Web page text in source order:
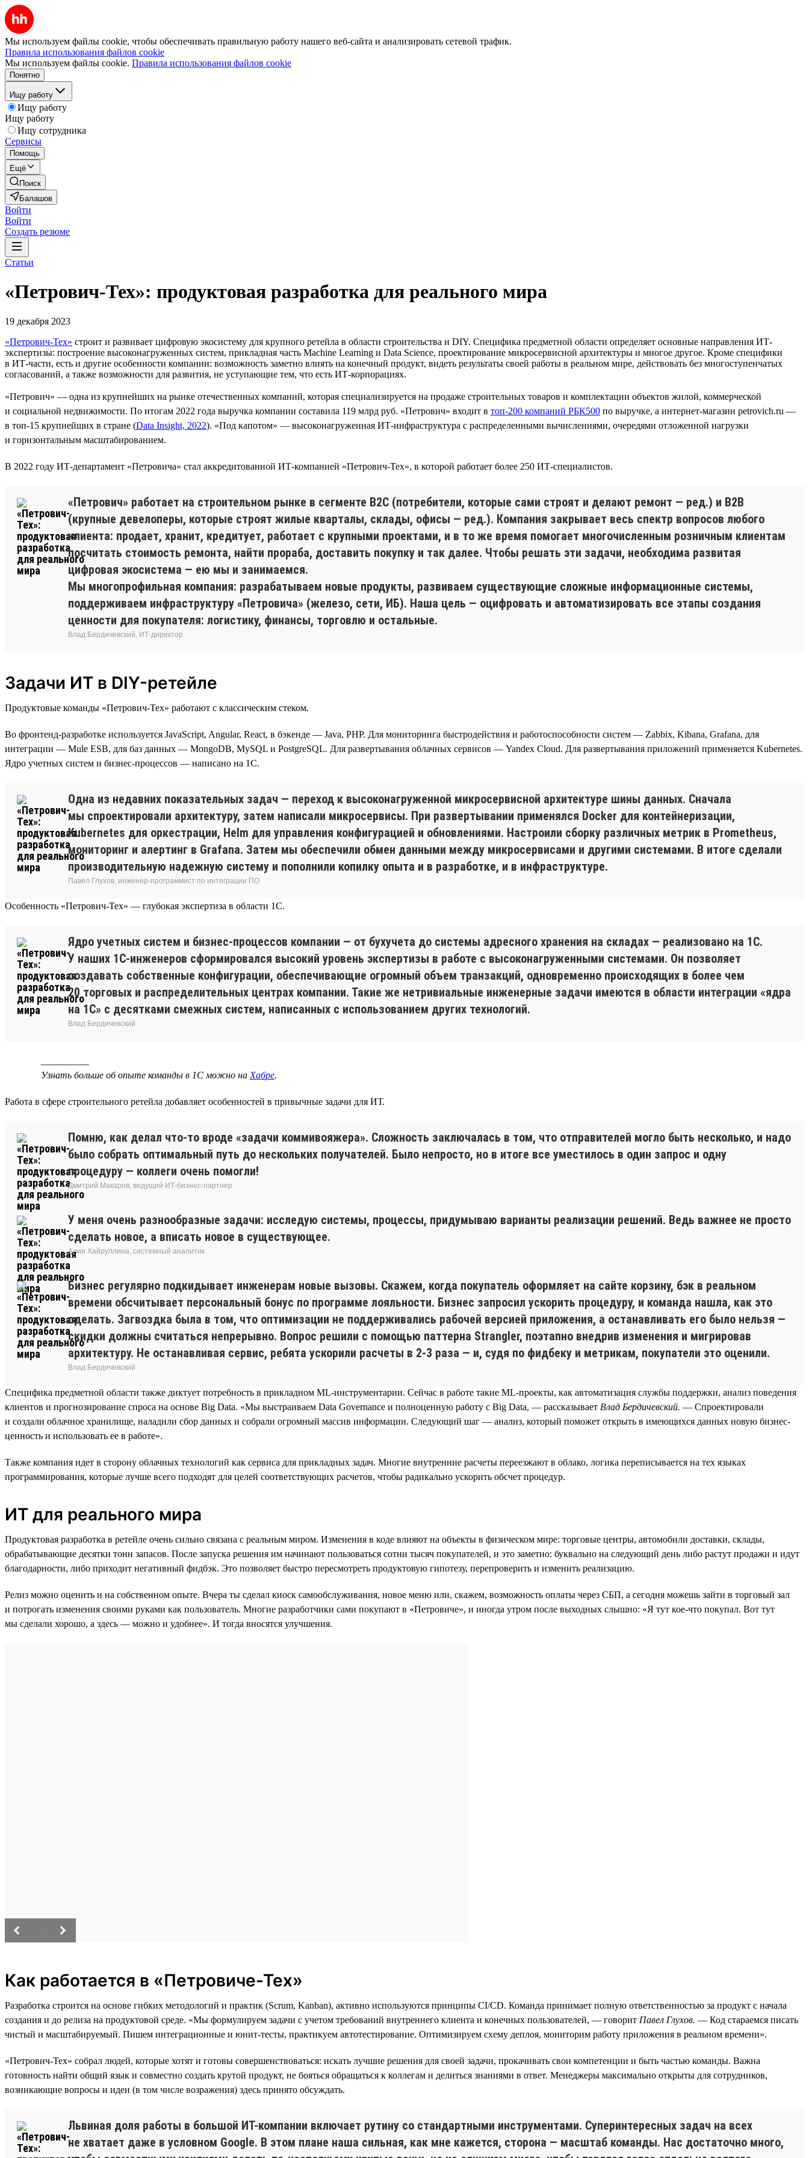
Мы используем файлы cookie, чтобы обеспечивать правильную работу нашего веб-сайта и анализировать сетевой трафик.
Правила использования файлов cookie
Мы используем файлы cookie. Правила использования файлов cookie
Понятно
Ищу работу
Ищу работу
Ищу работу
Ищу сотрудника
Сервисы
Помощь
Ещё
Поиск
Балашов
Войти
Войти
Создать резюме
Статьи
«Петрович-Тех»: продуктовая разработка для реального мира
19 декабря 2023
«Петрович-Тех» строит и развивает цифровую экосистему для крупного ретейла в области строительства и DIY. Специфика предметной области определяет основные направления ИТ-
экспертизы: построение высоконагруженных систем, прикладная часть Machine Learning и Data Science, проектирование микросервисной архитектуры и многое другое. Кроме специфики
в ИТ-части, есть и другие особенности компании: возможность заметно влиять на конечный продукт, видеть результаты своей работы в реальном мире, действовать без многоступенчатых
согласований, а также возможности для развития, не уступающие тем, что есть ИТ-корпорациях.
«Петрович» — одна из крупнейших на рынке отечественных компаний, которая специализируется на продаже строительных товаров и комплектации объектов жилой, коммерческой
и социальной недвижимости. По итогам 2022 года выручка компании составила 119 млрд руб. «Петрович» входит в топ-200 компаний РБК500 по выручке, а интернет-магазин petrovich.ru —
в топ-15 крупнейших в стране (Data Insight, 2022). «Под капотом» — высоконагруженная ИТ-инфраструктура с распределенными вычислениями, очередями отложенной нагрузки
и горизонтальным масштабированием.
В 2022 году ИТ-департамент «Петровича» стал аккредитованной ИТ-компанией «Петрович-Тех», в которой работает более 250 ИТ-специалистов.
«Петрович» работает на строительном рынке в сегменте B2C (потребители, которые сами строят и делают ремонт — ред.) и B2B
(крупные девелоперы, которые строят жилые кварталы, склады, офисы — ред.). Компания закрывает весь спектр вопросов любого
клиента: продает, хранит, кредитует, работает с крупными проектами, и в то же время помогает многочисленным розничным клиентам
посчитать стоимость ремонта, найти прораба, доставить покупку и так далее. Чтобы решать эти задачи, необходима развитая
цифровая экосистема — ею мы и занимаемся.
Мы многопрофильная компания: разрабатываем новые продукты, развиваем существующие сложные информационные системы,
поддерживаем инфраструктуру «Петровича» (железо, сети, ИБ). Наша цель — оцифровать и автоматизировать все этапы создания
ценности для покупателя: логистику, финансы, торговлю и остальные.
Влад Бердичевский, ИТ-директор
Задачи ИТ в DIY-ретейле
Продуктовые команды «Петрович-Тех» работают с классическим стеком.
Во фронтенд-разработке используется JavaScript, Angular, React, в бэкенде — Java, PHP. Для мониторинга быстродействия и работоспособности систем — Zabbix, Kibana, Grafana, для
интеграции — Mule ESB, для баз данных — MongoDB, MySQL и PostgreSQL. Для развертывания облачных сервисов — Yandex Cloud. Для развертывания приложений применяется Kubernetes.
Ядро учетных систем и бизнес-процессов — написано на 1С.
Одна из недавних показательных задач — переход к высоконагруженной микросервисной архитектуре шины данных. Сначала
мы спроектировали архитектуру, затем написали микросервисы. При развертывании применялся Docker для контейнеризации,
Kubernetes для оркестрации, Helm для управления конфигурацией и обновлениями. Настроили сборку различных метрик в Prometheus,
мониторинг и алертинг в Grafana. Затем мы обеспечили обмен данными между микросервисами и другими системами. В итоге сделали
производительную надежную систему и пополнили копилку опыта и в разработке, и в инфраструктуре.
Павел Глухов, инженер-программист по интеграции ПО
Особенность «Петрович-Тех» — глубокая экспертиза в области 1С.
Ядро учетных систем и бизнес-процессов компании — от бухучета до системы адресного хранения на складах — реализовано на 1С.
У наших 1С-инженеров сформировался высокий уровень экспертизы в работе с высоконагруженными системами. Он позволяет
создавать собственные конфигурации, обеспечивающие огромный объем транзакций, одновременно происходящих в более чем
20 торговых и распределительных центрах компании. Такие же нетривиальные инженерные задачи имеются в области интеграции «ядра
на 1С» с десятками смежных систем, написанных с использованием других технологий.
Влад Бердичевский
Узнать больше об опыте команды в 1С можно на Хабре.
Работа в сфере строительного ретейла добавляет особенностей в привычные задачи для ИТ.
Помню, как делал что-то вроде «задачи коммивояжера». Сложность заключалась в том, что отправителей могло быть несколько, и надо
было собрать оптимальный путь до нескольких получателей. Было непросто, но в итоге все уместилось в один запрос и одну
процедуру — коллеги очень помогли!
Дмитрий Макаров, ведущий ИТ-бизнес-партнер
У меня очень разнообразные задачи: исследую системы, процессы, придумываю варианты реализации решений. Ведь важнее не просто
сделать новое, а вписать новое в существующее.
Алия Хайруллина, системный аналитик
Бизнес регулярно подкидывает инженерам новые вызовы. Скажем, когда покупатель оформляет на сайте корзину, бэк в реальном
времени обсчитывает персональный бонус по программе лояльности. Бизнес запросил ускорить процедуру, и команда нашла, как это
сделать. Загвоздка была в том, что оптимизации не поддерживались рабочей версией приложения, а останавливать его было нельзя —
скидки должны считаться непрерывно. Вопрос решили с помощью паттерна Strangler, поэтапно внедрив изменения и мигрировав
архитектуру. Не останавливая сервис, ребята ускорили расчеты в 2‑3 раза — и, судя по фидбеку и метрикам, покупатели это оценили.
Влад Бердичевский
Специфика предметной области также диктует потребность в прикладном ML‑инструментарии. Сейчас в работе такие ML‑проекты, как автоматизация службы поддержки, анализ поведения
клиентов и прогнозирование спроса на основе Big Data. «Мы выстраиваем Data Governance и полноценную работу с Big Data, — рассказывает Влад Бердичевский. — Спроектировали
и создали облачное хранилище, наладили сбор данных и собрали огромный массив информации. Следующий шаг — анализ, который поможет открыть в имеющихся данных новую бизнес-
ценность и использовать ее в работе».
Также компания идет в сторону облачных технологий как сервиса для прикладных задач. Многие внутренние расчеты переезжают в облако, логика переписывается на тех языках
программирования, которые лучше всего подходят для целей соответствующих расчетов, чтобы радикально ускорить обсчет процедур.
ИТ для реального мира
Продуктовая разработка в ретейле очень сильно связана с реальным миром. Изменения в коде влияют на объекты в физическом мире: торговые центры, автомобили доставки, склады,
обрабатывающие десятки тонн запасов. После запуска решения им начинают пользоваться сотни тысяч покупателей, и это заметно: буквально на следующий день либо растут продажи и идут
благодарности, либо приходит негативный фидбэк. Это позволяет быстро пересмотреть продуктовую гипотезу, перепроверить и изменить реализацию.
Релиз можно оценить и на собственном опыте. Вчера ты сделал киоск самообслуживания, новое меню или, скажем, возможность оплаты через СБП, а сегодня можешь зайти в торговый зал
и потрогать изменения своими руками как пользователь. Многие разработчики сами покупают в «Петровиче», и иногда утром после выходных слышно: «Я тут кое-что покупал. Вот тут
мы сделали хорошо, а здесь — можно и удобнее». И тогда вносятся улучшения.
Как работается в «Петровиче-Тех»
Разработка строится на основе гибких методологий и практик (Scrum, Kanban), активно используются принципы CI/CD. Команда принимает полную ответственностью за продукт с начала
создания и до релиза на продуктовой среде. «Мы формулируем задачи с учетом требований внутреннего клиента и конечных пользователей, — говорит Павел Глухов. — Код стараемся писать
чистый и масштабируемый. Пишем интеграционные и юнит-тесты, практикуем автотестирование. Оптимизируем схему деплоя, мониторим работу приложения в реальном времени».
«Петрович-Тех» собрал людей, которые хотят и готовы совершенствоваться: искать лучшие решения для своей задачи, прокачивать свои компетенции и быть частью команды. Важна
готовность найти общий язык и совместно создать крутой продукт, не бояться обращаться к коллегам и делиться знаниями в ответ. Менеджеры максимально открыты для сотрудников,
возникающие вопросы и идеи (в том числе возражения) здесь принято обсуждать.
Львиная доля работы в большой ИТ-компании включает рутину со стандартными инструментами. Суперинтересных задач на всех
не хватает даже в условном Google. В этом плане наша сильная, как мне кажется, сторона — масштаб команды. Нас достаточно много,